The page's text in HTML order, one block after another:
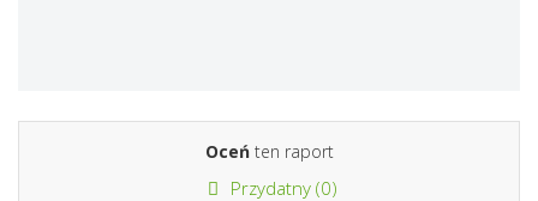
Oceńten raport
Przydatny (0)